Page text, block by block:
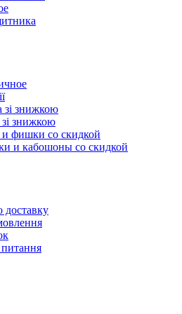
зі знижкою
зі знижкою
фишки со скидкой
и кабошоны со скидкой
доставку
питання